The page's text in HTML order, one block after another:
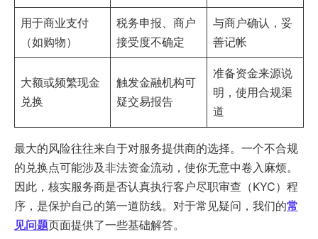
用于商业支付
（如购物）
税务申报、商户
接受度不确定
与商户确认，妥
善记帐
大额或频繁现金
兑换
触发金融机构可
疑交易报告
准备资金来源说
明，使用合规渠
道
最大的风险往往来自于对服务提供商的选择。一个不合规
的兑换点可能涉及非法资金流动，使你无意中卷入麻烦。
因此，核实服务商是否认真执行客户尽职审查（KYC）程
序，是保护自己的第一道防线。对于常见疑问，我们的常
见问题页面提供了一些基础解答。